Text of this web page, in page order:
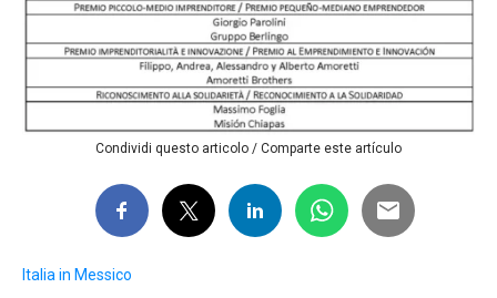
Condividi questo articolo / Comparte este artículo
Italia in Messico